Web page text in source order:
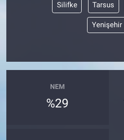
Silifke Tarsus
Yenişehir
NEM
%29